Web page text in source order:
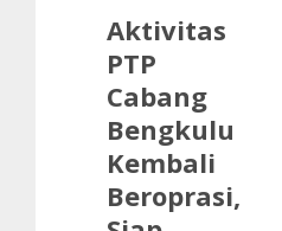
Aktivitas
PTP
Cabang
Bengkulu
Kembali
Beroprasi,